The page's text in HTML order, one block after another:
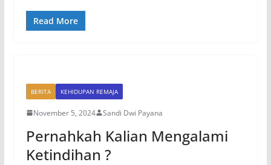
Read More
BERITA KEHIDUPAN REMAJA
November 5, 2024 Sandi Dwi Payana
Pernahkah Kalian Mengalami
Ketindihan ?